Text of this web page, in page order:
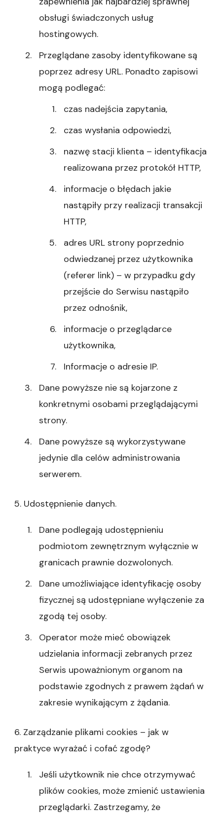
obsługi świadczonych usług
hostingowych.
Przeglądane zasoby identyfikowane są
poprzez adresy URL. Ponadto zapisowi
mogą podlegać:
czas nadejścia zapytania,
czas wysłania odpowiedzi,
nazwę stacji klienta – identyfikacja
realizowana przez protokół HTTP,
informacje o błędach jakie
nastąpiły przy realizacji transakcji
HTTP,
adres URL strony poprzednio
odwiedzanej przez użytkownika
(referer link) – w przypadku gdy
przejście do Serwisu nastąpiło
przez odnośnik,
informacje o przeglądarce
użytkownika,
Informacje o adresie IP.
Dane powyższe nie są kojarzone z
konkretnymi osobami przeglądającymi
strony.
Dane powyższe są wykorzystywane
jedynie dla celów administrowania
serwerem.
5. Udostępnienie danych.
Dane podlegają udostępnieniu
podmiotom zewnętrznym wyłącznie w
granicach prawnie dozwolonych.
Dane umożliwiające identyfikację osoby
fizycznej są udostępniane wyłączenie za
zgodą tej osoby.
Operator może mieć obowiązek
udzielania informacji zebranych przez
Serwis upoważnionym organom na
podstawie zgodnych z prawem żądań w
zakresie wynikającym z żądania.
6. Zarządzanie plikami cookies – jak w
praktyce wyrażać i cofać zgodę?
Jeśli użytkownik nie chce otrzymywać
plików cookies, może zmienić ustawienia
przeglądarki. Zastrzegamy, że